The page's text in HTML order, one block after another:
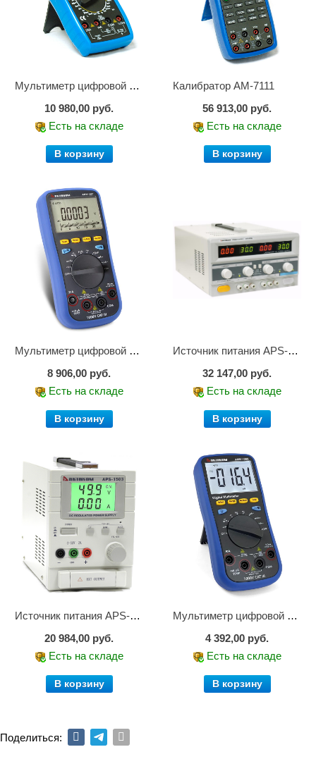
Мультиметр цифровой АМ-1083
10 980,00 руб.
Есть на складе
В корзину
Калибратор АМ-7111
56 913,00 руб.
Есть на складе
В корзину
Мультиметр цифровой АММ-1221
8 906,00 руб.
Есть на складе
В корзину
Источник питания APS-2236
32 147,00 руб.
Есть на складе
В корзину
Источник питания APS-1503
20 984,00 руб.
Есть на складе
В корзину
Мультиметр цифровой АММ-1203
4 392,00 руб.
Есть на складе
В корзину
Поделиться: